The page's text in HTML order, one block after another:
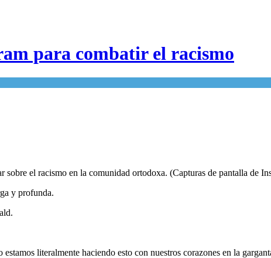
para combatir el racismo
el racismo en la comunidad ortodoxa. (Capturas de pantalla de
y profunda.
literalmente haciendo esto con nuestros corazones en la